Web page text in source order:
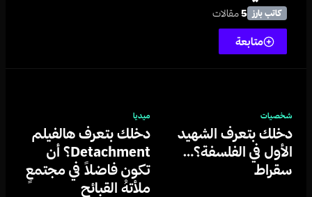
كاتب بارز 5مقالات
متابعة
شخصيات
دخلك بتعرف الشهيد
الأول في الفلسفة؟…
سقراط
ميديا
دخلك بتعرف هالفيلم
Detachment؟ أن
تكون فاضلاً في مجتمعٍ
ملأتهُ القبائح